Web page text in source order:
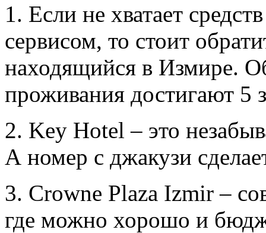
1. Если не хватает
сервисом, то стоит
находящийся в Измире.
проживания достигают 5
2. Key Hotel – это
А номер с джакузи
3. Crowne Plaza Izmir –
где можно хорошо и